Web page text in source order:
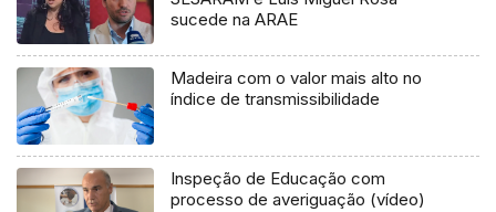
sucede na ARAE
Madeira com o valor mais alto no
índice de transmissibilidade
Inspeção de Educação com
processo de averiguação (vídeo)